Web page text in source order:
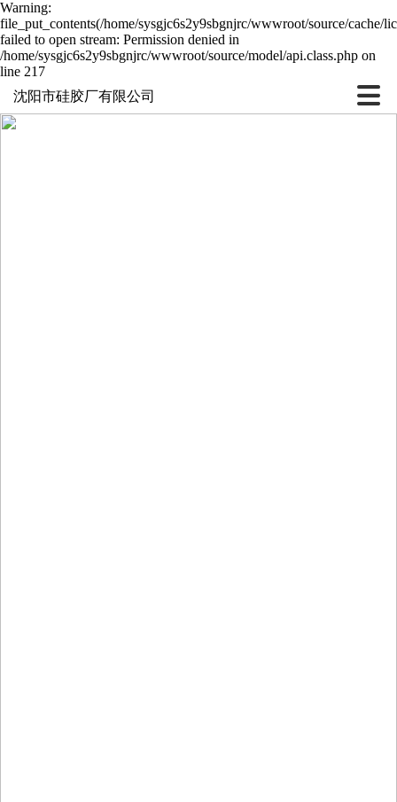
Warning:
file_put_contents(/home/sysgjc6s2y9sbgnjrc/wwwroot/source/cache/
failed to open stream: Permission denied in
/home/sysgjc6s2y9sbgnjrc/wwwroot/source/model/api.class.php on
line 217
沈阳市硅胶厂有限公司